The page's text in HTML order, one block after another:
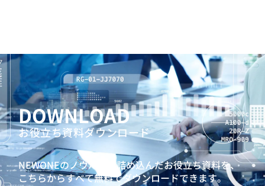
DOWNLOAD
お役立ち資料ダウンロード
NEWONEのノウハウを詰め込んだお役立ち資料を、
こちらからすべて無料でダウンロードできます。